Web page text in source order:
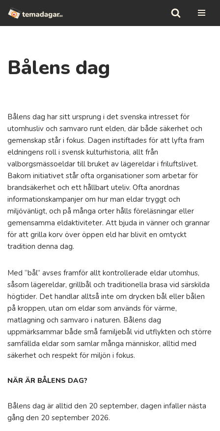
Hoppa
Bålens dag
Bålens dag har sitt ursprung i det svenska intresset för
utomhusliv och samvaro runt elden, där både säkerhet och
gemenskap står i fokus. Dagen instiftades för att lyfta fram
eldningens roll i svensk kulturhistoria, allt från
valborgsmässoeldar till bruket av lägereldar i friluftslivet.
Bakom initiativet står ofta organisationer som arbetar för
brandsäkerhet och ett hållbart uteliv. Ofta anordnas
informationskampanjer om hur man eldar tryggt och
miljövänligt, och på många orter hålls föreläsningar eller
gemensamma eldaktiviteter. Att bjuda in vänner och grannar
för att grilla korv över öppen eld har blivit en omtyckt
tradition denna dag.
Med “bål” avses framför allt kontrollerade eldar utomhus,
såsom lägereldar, grillbål och traditionella brasa vid särskilda
högtider. Det handlar alltså inte om drycken bål eller bålen
på kroppen, utan om eldar som används för värme,
matlagning och samvaro i naturen. Bålens dag
uppmärksammar både små familjebål vid utflykten och större
samfällda eldar som samlar många människor, alltid med
säkerhet och respekt för miljön i fokus.
NÄR ÄR BÅLENS DAG?
Bålens dag är alltid den 20 september, dagen infaller nästa
gång den 20 september 2026.